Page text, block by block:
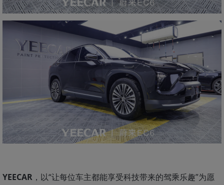
YEECAR ，以“让每位车主都能享受科技带来的驾乘乐趣”为愿